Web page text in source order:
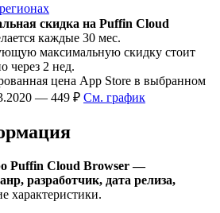
скидка на Puffin Cloud
каждые 30 мес.
максимальную скидку стоит
через 2 нед.
цена App Store в выбранном
— 449 ₽ См. график
Puffin Cloud Browser —
разработчик, дата релиза,
характеристики.